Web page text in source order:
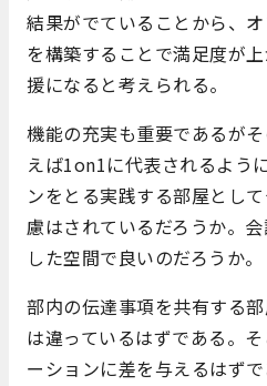
結果がでていることから、
を構築することで満足度が
援になると考えられる。
機能の充実も重要であるが
えば1on1に代表されるよう
ンをとる実践する部屋とし
慮はされているだろうか。
した空間で良いのだろうか。
部内の伝達事項を共有する
は違っているはずである。
ーションに差を与えるはずで